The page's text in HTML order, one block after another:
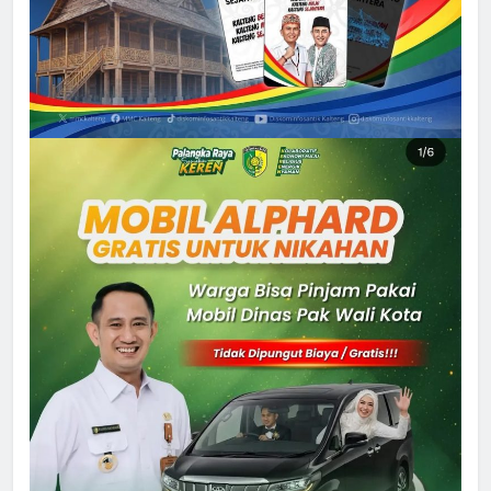
5
Sistem Listrik Kalselteng Masih
Siaga, PLN Batasi Pasokan Selama